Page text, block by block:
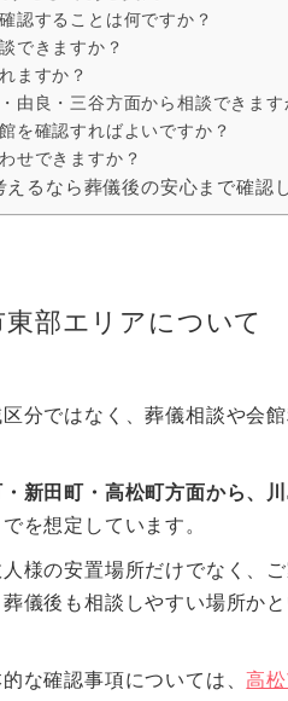
認することは何ですか？
できますか？
ますか？
由良・三谷方面から相談できます
を確認すればよいですか？
せできますか？
るなら葬儀後の安心まで確認
部エリアについて
分ではなく、葬儀相談や会
新田町・高松町方面から、
でを想定しています。
様の安置場所だけでなく、
儀後も相談しやすい場所か
な確認事項については、高